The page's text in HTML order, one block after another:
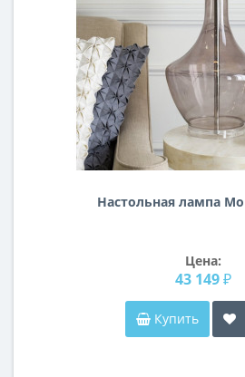
Настольная лампа
Цена:
43 149 ₽
Купить